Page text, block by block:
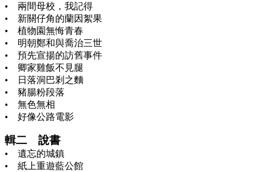
• 兩間母校，我記得
• 新關仔角的蘭因絮果
• 植物園無悔青春
• 明朝鄭和與喬治三世
• 預先宣揚的訪舊事件
• 卿家雞飯不見腿
• 日落洞巴剎之麵
• 豬腸粉段落
• 無色無相
• 好像公路電影
輯二 說書
• 遺忘的城鎮
• 紙上重遊藍公館